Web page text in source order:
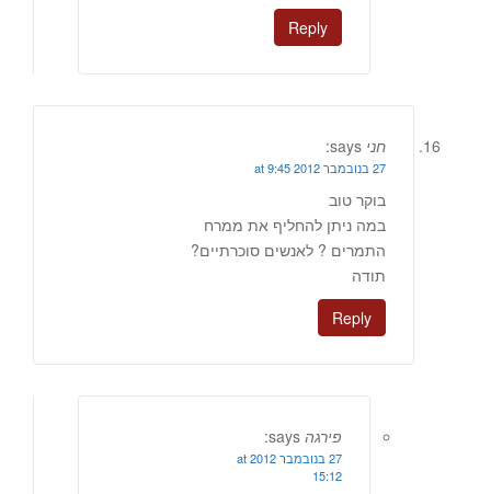
Reply
חני says:
27 בנובמבר 2012 at 9:45
בוקר טוב
במה ניתן להחליף את ממרח
התמרים ? לאנשים סוכרתיים?
תודה
Reply
פירגה says:
27 בנובמבר 2012 at
15:12